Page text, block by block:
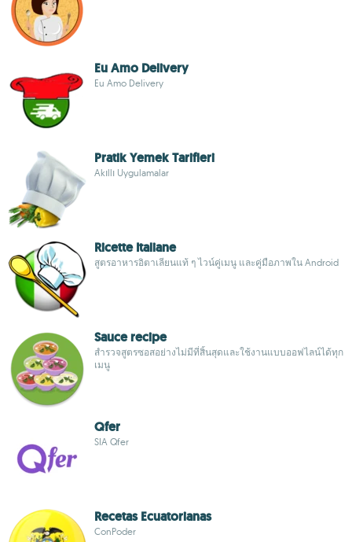
Eu Amo Delivery
Eu Amo Delivery
Pratik Yemek Tarifleri
Akıllı Uygulamalar
Ricette Italiane
สูตรอาหารอิตาเลียนแท้ ๆ ไวน์คู่เมนู และคู่มือภาพใน Android
Sauce recipe
สำรวจสูตรซอสอย่างไม่มีที่สิ้นสุดและใช้งานแบบออฟไลน์ได้ทุก
เมนู
Qfer
SIA Qfer
Recetas Ecuatorianas
ConPoder